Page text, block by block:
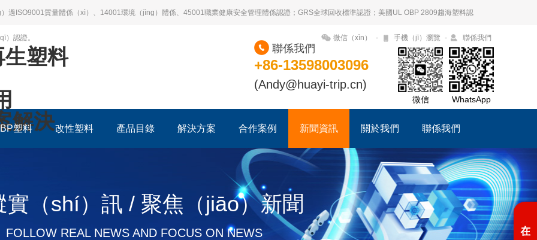
過ISO9001質量體係（xì）、14001環境（jìng）體係、45001職業健康安全管理體係認證；GRS全球回收標準認證；美國UL OBP 2809趨海塑料認
）認證。 微信（xìn） - 手機（jī）瀏覽 - 聯係我們
塑料
解決
+86-13598003096
(Andy@huayi-trip.cn)
聯係我們
微信 WhatsApp
塑料 改性塑料 產品目錄 解決方案 合作案例 新聞資訊 關於我們 聯係我們
實（shí）訊 / 聚焦（jiāo）新聞
FOLLOW REAL NEWS AND FOCUS ON NEWS